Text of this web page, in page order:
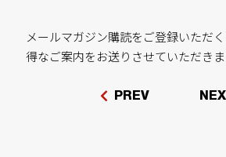
メールマガジン購読をご登録いただ
得なご案内をお送りさせていただきま
PREV